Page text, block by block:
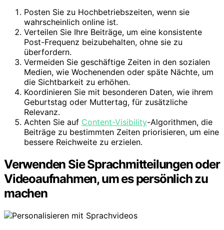
Posten Sie zu Hochbetriebszeiten, wenn sie
wahrscheinlich online ist.
Verteilen Sie Ihre Beiträge, um eine konsistente
Post-Frequenz beizubehalten, ohne sie zu
überfordern.
Vermeiden Sie geschäftige Zeiten in den sozialen
Medien, wie Wochenenden oder späte Nächte, um
die Sichtbarkeit zu erhöhen.
Koordinieren Sie mit besonderen Daten, wie ihrem
Geburtstag oder Muttertag, für zusätzliche
Relevanz.
Achten Sie auf Content-Visibility-Algorithmen, die
Beiträge zu bestimmten Zeiten priorisieren, um eine
bessere Reichweite zu erzielen.
Verwenden Sie Sprachmitteilungen oder
Videoaufnahmen, um es persönlich zu
machen